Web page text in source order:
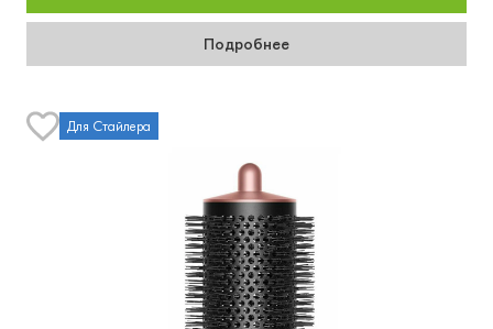
Подробнее
Для Стайлера